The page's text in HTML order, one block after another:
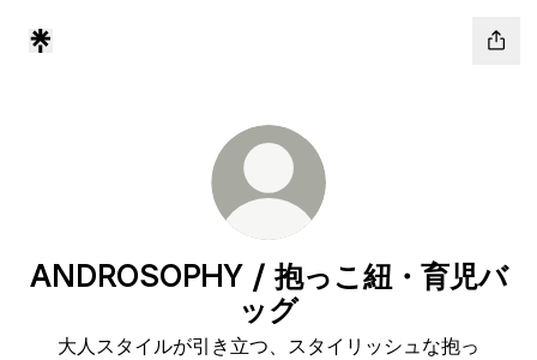
ANDROSOPHY / 抱っこ紐・育児バ
ッグ
大人スタイルが引き立つ、スタイリッシュな抱っ